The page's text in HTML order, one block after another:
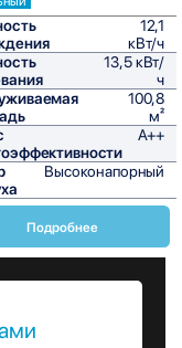
12,1
кВт/ч
13,5 кВт/
ч
100,8
м²
A++
Высоконапорный
Подробнее